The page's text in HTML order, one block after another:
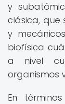
y
clásica, que
y
biofísica
a nivel
organismos
En